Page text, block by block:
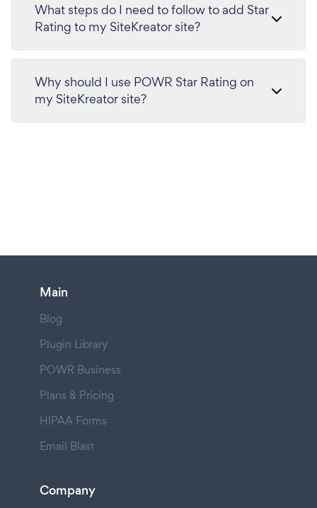
What steps do I need to follow to add Star
Rating to my SiteKreator site?
Why should I use POWR Star Rating on
my SiteKreator site?
Main
Blog
Plugin Library
POWR Business
Plans & Pricing
HIPAA Forms
Email Blast
Company